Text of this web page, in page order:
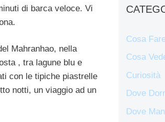
di barca veloce. Vi
Mahranhao, nella
, tra lagune blu e
con le tipiche piastrelle
notti, un viaggio ad un
Cosa
Cosa
Curiosità
Dove
Dove